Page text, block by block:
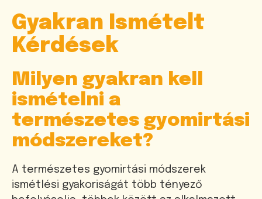
Gyakran Ismételt
Kérdések
Milyen gyakran kell
ismételni a
természetes gyomirtási
módszereket?
A természetes gyomirtási módszerek
ismétlési gyakoriságát több tényező